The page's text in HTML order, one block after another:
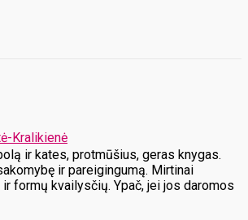
Kralikienė
ir kates, protmūšius, geras knygas.
ir pareigingumą. Mirtinai
formų kvailysčių. Ypač, jei jos daromos